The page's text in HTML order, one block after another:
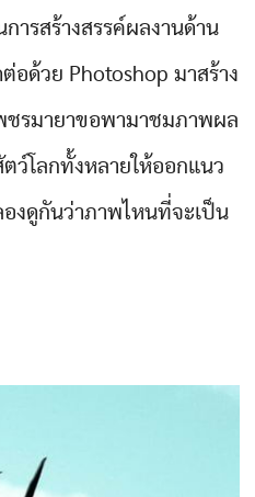
ารสร้างสรรค์ผลงานด้าน
อด้วย Photoshop มาสร้าง
ชรมายาขอพามาชมภาพผล
ว์โลกทั้งหลายให้ออกแนว
งดูกันว่าภาพไหนที่จะเป็น